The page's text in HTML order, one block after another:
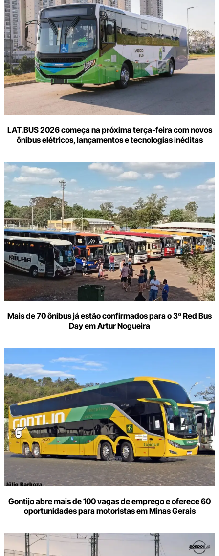
LAT.BUS 2026 começa na próxima terça-feira com novos
ônibus elétricos, lançamentos e tecnologias inéditas
Mais de 70 ônibus já estão confirmados para o 3º Red Bus
Day em Artur Nogueira
Gontijo abre mais de 100 vagas de emprego e oferece 60
oportunidades para motoristas em Minas Gerais